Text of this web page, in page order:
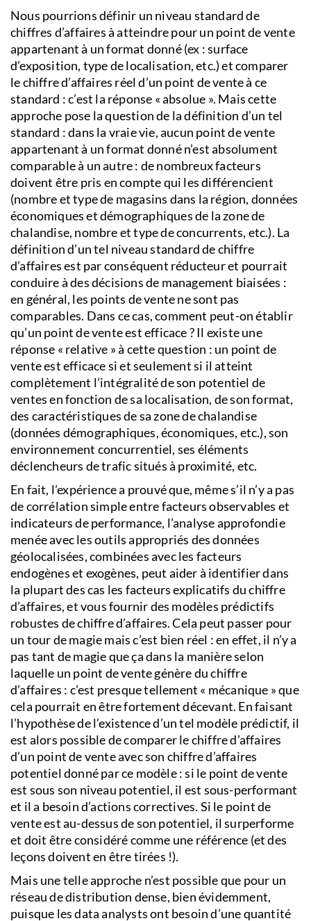
Nous pourrions définir un niveau standard de
chiffres d’affaires à atteindre pour un point de vente
appartenant à un format donné (ex : surface
d’exposition, type de localisation, etc.) et comparer
le chiffre d’affaires réel d’un point de vente à ce
standard : c’est la réponse « absolue ». Mais cette
approche pose la question de la définition d’un tel
standard : dans la vraie vie, aucun point de vente
appartenant à un format donné n’est absolument
comparable à un autre : de nombreux facteurs
doivent être pris en compte qui les différencient
(nombre et type de magasins dans la région, données
économiques et démographiques de la zone de
chalandise, nombre et type de concurrents, etc.). La
définition d’un tel niveau standard de chiffre
d’affaires est par conséquent réducteur et pourrait
conduire à des décisions de management biaisées :
en général, les points de vente ne sont pas
comparables. Dans ce cas, comment peut-on établir
qu’un point de vente est efficace ? Il existe une
réponse « relative » à cette question : un point de
vente est efficace si et seulement si il atteint
complètement l’intégralité de son potentiel de
ventes en fonction de sa localisation, de son format,
des caractéristiques de sa zone de chalandise
(données démographiques, économiques, etc.), son
environnement concurrentiel, ses éléments
déclencheurs de trafic situés à proximité, etc.
En fait, l’expérience a prouvé que, même s’il n’y a pas
de corrélation simple entre facteurs observables et
indicateurs de performance, l’analyse approfondie
menée avec les outils appropriés des données
géolocalisées, combinées avec les facteurs
endogènes et exogènes, peut aider à identifier dans
la plupart des cas les facteurs explicatifs du chiffre
d’affaires, et vous fournir des modèles prédictifs
robustes de chiffre d’affaires. Cela peut passer pour
un tour de magie mais c’est bien réel : en effet, il n’y a
pas tant de magie que ça dans la manière selon
laquelle un point de vente génère du chiffre
d’affaires : c’est presque tellement « mécanique » que
cela pourrait en être fortement décevant. En faisant
l’hypothèse de l’existence d’un tel modèle prédictif, il
est alors possible de comparer le chiffre d’affaires
d’un point de vente avec son chiffre d’affaires
potentiel donné par ce modèle : si le point de vente
est sous son niveau potentiel, il est sous-performant
et il a besoin d’actions correctives. Si le point de
vente est au-dessus de son potentiel, il surperforme
et doit être considéré comme une référence (et des
leçons doivent en être tirées !).
Mais une telle approche n’est possible que pour un
réseau de distribution dense, bien évidemment,
puisque les data analysts ont besoin d’une quantité